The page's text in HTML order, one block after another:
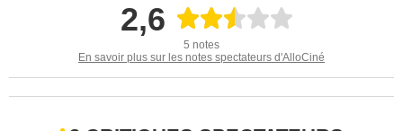
2,6
5 notes
En savoir plus sur les notes spectateurs d'AlloCiné